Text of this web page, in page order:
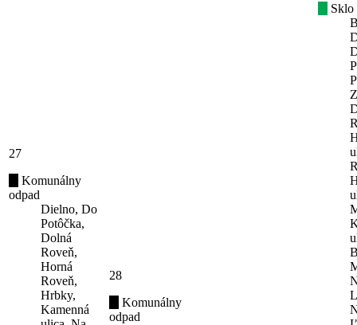
27
Komunálny
odpad
Dielno, Do
Potôčka,
Dolná
Roveň,
Horná
Roveň,
Hrbky,
Kamenná
28
Komunálny
odpad
Sklo